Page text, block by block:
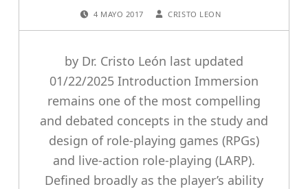
4 MAYO 2017 CRISTO LEON
by Dr. Cristo León last updated
01/22/2025 Introduction Immersion
remains one of the most compelling
and debated concepts in the study and
design of role-playing games (RPGs)
and live-action role-playing (LARP).
Defined broadly as the player’s ability